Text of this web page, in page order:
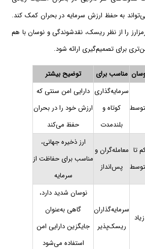
به حفظ ارزش سرمایه در بحران کمک کند.
را از نظر ریسک، نقدشوندگی و نوسان با هم
برای تصمیم‌گیری ارائه شود.
مناسب برای توضیح بیشتر
سرمایه‌گذاری
کوتاه و
بلندمدت
دارایی امن سنتی که
ارزش خود را در بحران
حفظ می‌کند
تا معامله‌گران و
پس‌انداز
ارز ذخیره جهانی،
مناسب برای حفاظت از
سرمایه
زیاد
سرمایه‌گذاران
ریسک‌پذیر
نوسان شدید دارد،
گاهی به‌عنوان
جایگزین دارایی امن
استفاده می‌شود